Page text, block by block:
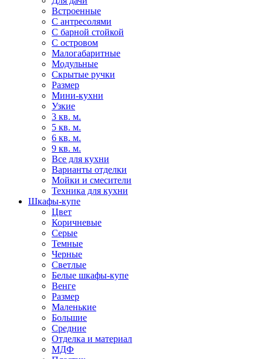
Встроенные
С антресолями
С барной стойкой
С островом
Малогабаритные
Модульные
Скрытые ручки
Размер
Мини-кухни
Узкие
3 кв. м.
5 кв. м.
6 кв. м.
9 кв. м.
Все для кухни
Варианты отделки
Мойки и смесители
Техника для кухни
Шкафы-купе
Цвет
Коричневые
Серые
Темные
Черные
Светлые
Белые шкафы-купе
Венге
Размер
Маленькие
Большие
Средние
Отделка и материал
МДФ